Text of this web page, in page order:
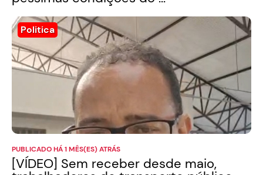
Politica
PUBLICADO HÁ 1 MÊS(ES) ATRÁS
[VÍDEO] Sem receber desde maio,